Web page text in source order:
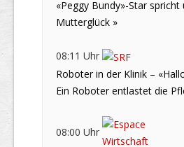
«Peggy Bundy»-Star
Mutterglück »
08:11 Uhr
Roboter in der Klinik –
Ein Roboter entlastet die
08:00 Uhr